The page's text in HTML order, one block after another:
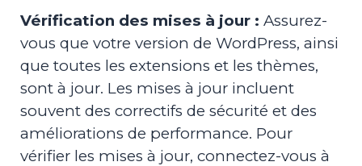
Vérification des mises à jour : Assurez-
vous que votre version de WordPress, ainsi
que toutes les extensions et les thèmes,
sont à jour. Les mises à jour incluent
souvent des correctifs de sécurité et des
améliorations de performance. Pour
vérifier les mises à jour, connectez-vous à